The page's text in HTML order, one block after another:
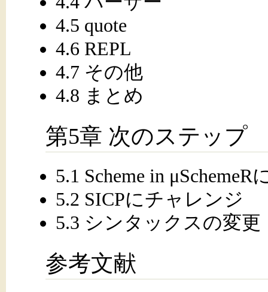
4.5 quote
4.6 REPL
4.7 その他
4.8 まとめ
第5章 次のステップ
5.1 Scheme in
5.2 SICPにチャレンジ
5.3 シンタックスの変更
参考文献